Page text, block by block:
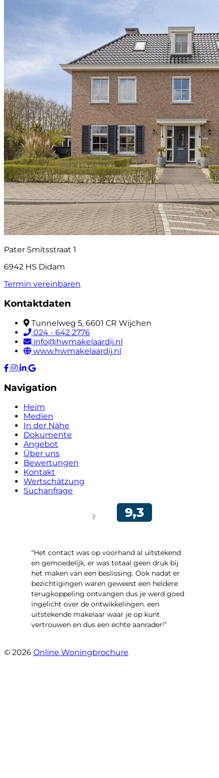
Pater Smitsstraat 1
6942 HS Didam
Termin vereinbaren
Kontaktdaten
Tunnelweg 5, 6601 CR Wijchen
024 - 642 2776
info@hwmakelaardij.nl
www.hwmakelaardij.nl
Navigation
Heim
Medien
In der Nähe
Dokumente
Angebot
Über uns
Bewertungen
Kontakt
Wertschätzung
Suchanfrage
“Het contact was op voorhand al uitstekend
en gemoedelijk, er was totaal geen druk bij
het maken van een beslissing. Ook nadat er
bezichtigingen waren geweest een heldere
terugkoppeling ontvangen dus je werd goed
ingelicht over de ontwikkelingen. een
uitstekende makelaar waar je op kunt
vertrouwen en dus een echte aanrader!”
© 2026 Online Woningbrochure